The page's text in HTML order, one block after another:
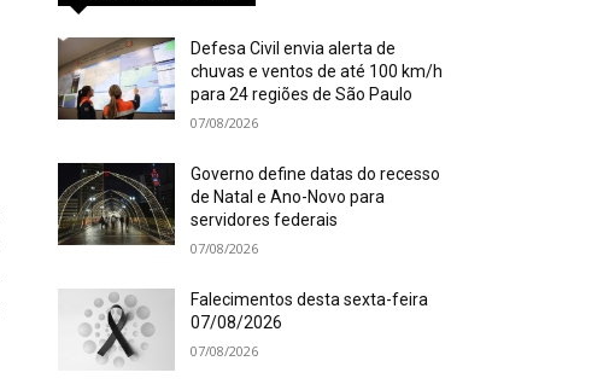
Defesa Civil envia alerta de
chuvas e ventos de até 100 km/h
para 24 regiões de São Paulo
07/08/2026
Governo define datas do recesso
de Natal e Ano-Novo para
servidores federais
07/08/2026
Falecimentos desta sexta-feira
07/08/2026
07/08/2026